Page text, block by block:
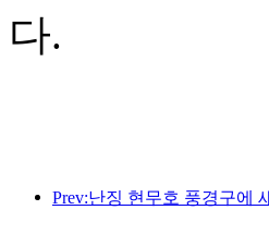
다.